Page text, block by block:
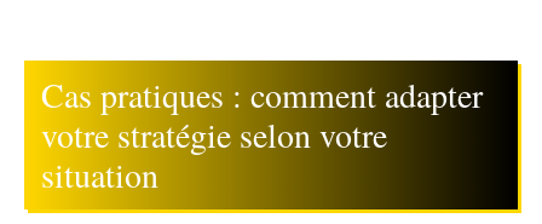
Cas pratiques : comment adapter
votre stratégie selon votre
situation